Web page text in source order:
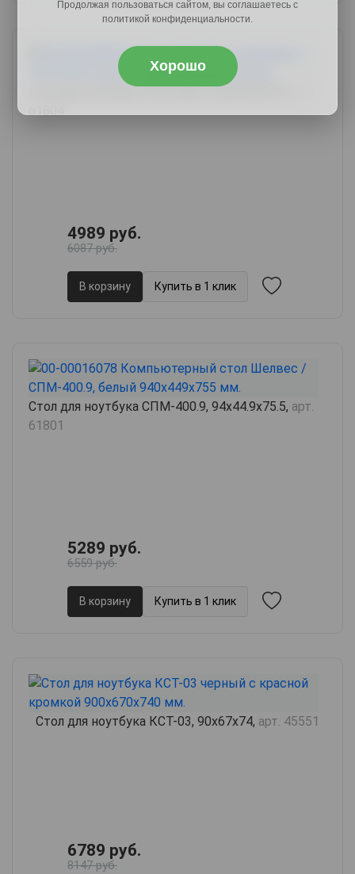
61804
4989 руб.
6087 руб.
В корзину Купить в 1 клик
Стол для ноутбука СПМ-400.9, 94х44.9х75.5, арт.
61801
5289 руб.
6559 руб.
В корзину Купить в 1 клик
Стол для ноутбука КСТ-03, 90х67х74, арт. 45551
6789 руб.
8147 руб.
Продолжая пользоваться сайтом, вы соглашаетесь с
политикой конфиденциальности.
Хорошо